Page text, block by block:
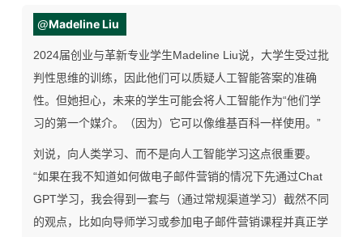
@Madeline Liu
2024届创业与革新专业学生Madeline Liu说，大学生受过批
判性思维的训练，因此他们可以质疑人工智能答案的准确
性。 但她担心，未来的学生可能会将人工智能作为“他们学
习的第一个媒介。（因为）它可以像维基百科一样使用。”
刘说，向人类学习、而不是向人工智能学习这点很重要。
“如果在我不知道如何做电子邮件营销的情况下先通过Chat
GPT学习，我会得到一套与（通过常规渠道学习）截然不同
的观点，比如向导师学习或参加电子邮件营销课程并真正学